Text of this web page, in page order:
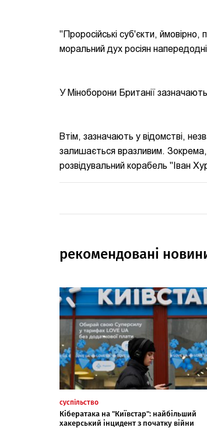
"Проросійські суб'єкти,
моральний дух росіян
У Міноборони Британії
Втім, зазначають у відомстві,
залишається вразливим.
розвідувальний корабель "Іван
рекомендовані
суспільство
Кібератака на "Київстар": найбільший
хакерський інцидент з початку війни